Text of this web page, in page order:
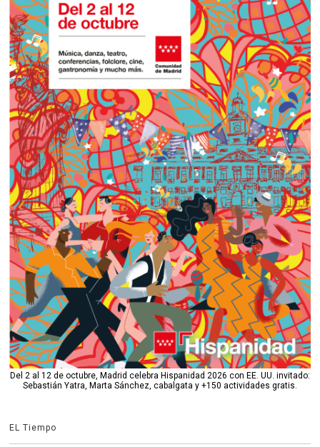
Del 2 al 12 de octubre, Madrid celebra Hispanidad 2026 con EE. UU. invitado:
Sebastián Yatra, Marta Sánchez, cabalgata y +150 actividades gratis.
EL Tiempo